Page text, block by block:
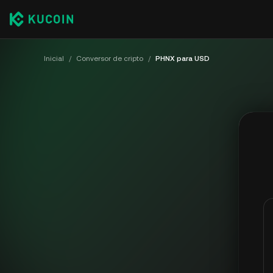
Inicial / Conversor de cripto / PHNX para USD